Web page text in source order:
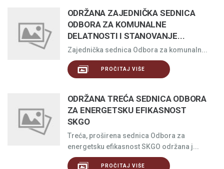
ODRŽANA ZAJEDNIČKA SEDNICA
ODBORA ZA KOMUNALNE
DELATNOSTI I STANOVANJE...
Zajednička sednica Odbora za komunaln...
PROČITAJ VIŠE
ODRŽANA TREĆA SEDNICA ODBORA
ZA ENERGETSKU EFIKASNOST
SKGO
Treća, proširena sednica Odbora za
energetsku efikasnost SKGO održana j...
PROČITAJ VIŠE